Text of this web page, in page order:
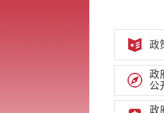
政
政
公
政